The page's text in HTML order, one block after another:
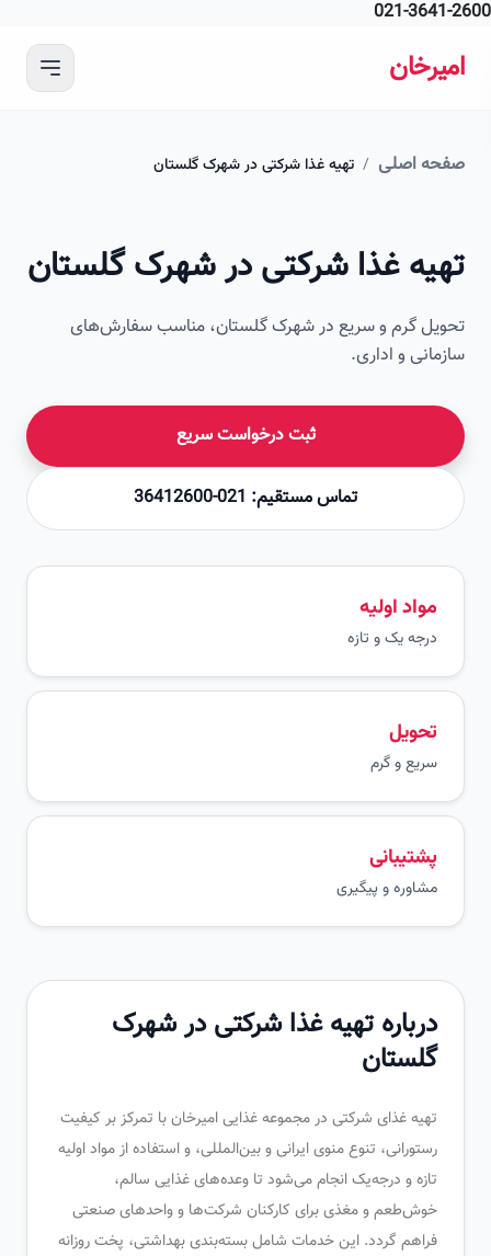
021-
اصلی / تهیه غذا شرکتی در شهرک گلستان
غذا شرکتی در شهرک گلستان
گرم و سریع در شهرک گلستان، مناسب سفارش‌های
و اداری.
ثبت درخواست سریع
تماس مستقیم: 021-36412600
مواد اولیه
درجه یک و تازه
سریع و گرم
پشتیبانی
مشاوره و پیگیری
تصویر این صفحه به زودی اضافه می‌شود
درباره تهیه غذا شرکتی در شهرک
گلستان
تهیه غذای شرکتی در مجموعه غذایی امیرخان با تمرکز بر کیفیت
رستورانی، تنوع منوی ایرانی و بین‌المللی، و استفاده از مواد اولیه
تازه و درجه‌یک انجام می‌شود تا وعده‌های غذایی سالم،
خوش‌طعم و مغذی برای کارکنان شرکت‌ها و واحدهای صنعتی
فراهم گردد. این خدمات شامل بسته‌بندی بهداشتی، پخت روزانه